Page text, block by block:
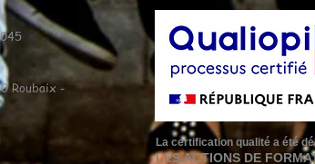
Roubaix -
La certification qualité a été
LES ACTIONS DE